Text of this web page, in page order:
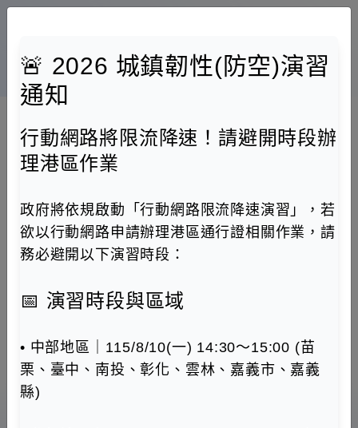
跳到主要內容區塊
通行證行動網-當次證資料申請系統
首頁 當次人員/車輛通行證申請
當次人員/車輛通行證申請
登入「通行證資訊網」進行事先登錄
※港區業者定義：可登入通行證資訊網並領有定期證或臨
(2).提醒：因配合花蓮港20號陸橋拆除工程，聯外道路自
115年5月20日至7月19日暫停開放，借道當次通行證同步
暫停申請。
港別
🚨 2026 城鎮韌性(防空)演習
通知
行動網路將限流降速！請避開時段辦
理港區作業
政府將依規啟動「行動網路限流降速演習」，若
欲以行動網路申請辦理港區通行證相關作業，請
務必避開以下演習時段：
📅 演習時段與區域
• 中部地區｜115/8/10(一) 14:30～15:00 (苗
栗、臺中、南投、彰化、雲林、嘉義市、嘉義
縣)